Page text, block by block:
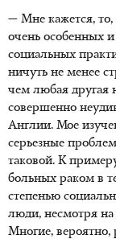
— Мне кажется, то,
очень особенных
социальных
ничуть не менее
чем любая другая
совершенно
Англии. Мое
серьезные
таковой. К
больных раком в
степенью
люди, несмотря на
Многие, вероятно,